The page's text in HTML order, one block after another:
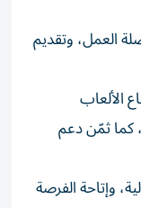
العمل، وتقديم
الألعاب
كما ثمّن دعم
وإتاحة الفرصة